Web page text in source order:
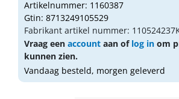
Artikelnummer: 1160387
Gtin: 8713249105529
Fabrikant artikel nummer:
Vraag een account aan of log in om
kunnen zien.
Vandaag besteld, morgen geleverd